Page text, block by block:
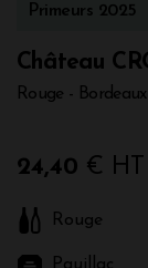
Primeurs 2025
Château
Rouge -
24,40 € HT
Rouge
Pauillac